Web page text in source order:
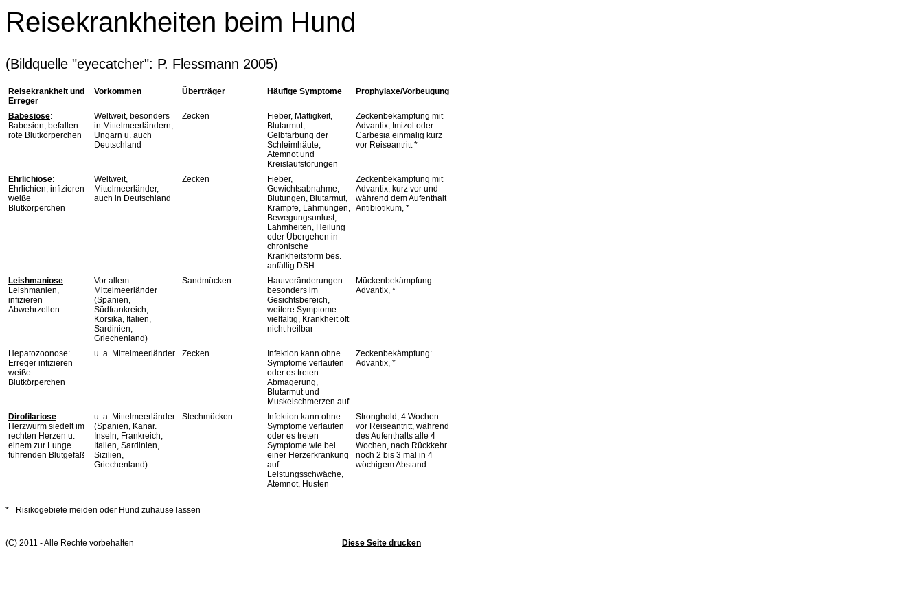
Reisekrankheiten beim Hund
(Bildquelle "eyecatcher": P. Flessmann 2005)
Reisekrankheit und
Erreger
Vorkommen Überträger Häufige Symptome Prophylaxe/Vorbeugung
Babesiose:
Babesien, befallen
rote Blutkörperchen
Weltweit, besonders
in Mittelmeerländern,
Ungarn u. auch
Deutschland
Zecken
Fieber, Mattigkeit,
Blutarmut,
Gelbfärbung der
Schleimhäute,
Atemnot und
Kreislaufstörungen
Zeckenbekämpfung mit
Advantix, Imizol oder
Carbesia einmalig kurz
vor Reiseantritt *
Ehrlichiose:
Ehrlichien, infizieren
weiße
Blutkörperchen
Weltweit,
Mittelmeerländer,
auch in Deutschland
Zecken
Fieber,
Gewichtsabnahme,
Blutungen, Blutarmut,
Krämpfe, Lähmungen,
Bewegungsunlust,
Lahmheiten, Heilung
oder Übergehen in
chronische
Krankheitsform bes.
anfällig DSH
Zeckenbekämpfung mit
Advantix, kurz vor und
während dem Aufenthalt
Antibiotikum, *
Leishmaniose:
Leishmanien,
infizieren
Abwehrzellen
Vor allem
Mittelmeerländer
(Spanien,
Südfrankreich,
Korsika, Italien,
Sardinien,
Griechenland)
Sandmücken
Hautveränderungen
besonders im
Gesichtsbereich,
weitere Symptome
vielfältig, Krankheit oft
nicht heilbar
Mückenbekämpfung:
Advantix, *
Hepatozoonose:
Erreger infizieren
weiße
Blutkörperchen
u. a. Mittelmeerländer Zecken
Infektion kann ohne
Symptome verlaufen
oder es treten
Abmagerung,
Blutarmut und
Muskelschmerzen auf
Zeckenbekämpfung:
Advantix, *
Dirofilariose:
Herzwurm siedelt im
rechten Herzen u.
einem zur Lunge
führenden Blutgefäß
u. a. Mittelmeerländer
(Spanien, Kanar.
Inseln, Frankreich,
Italien, Sardinien,
Sizilien,
Griechenland)
Stechmücken
Infektion kann ohne
Symptome verlaufen
oder es treten
Symptome wie bei
einer Herzerkrankung
auf:
Leistungsschwäche,
Atemnot, Husten
Stronghold, 4 Wochen
vor Reiseantritt, während
des Aufenthalts alle 4
Wochen, nach Rückkehr
noch 2 bis 3 mal in 4
wöchigem Abstand
*= Risikogebiete meiden oder Hund zuhause lassen
(C) 2011 - Alle Rechte vorbehalten Diese Seite drucken